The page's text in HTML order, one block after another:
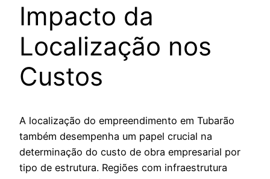
Impacto da
Localização nos
Custos
A localização do empreendimento em Tubarão
também desempenha um papel crucial na
determinação do custo de obra empresarial por
tipo de estrutura. Regiões com infraestrutura